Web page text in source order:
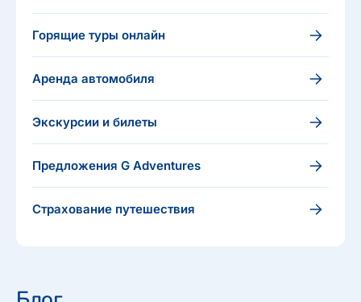
Горящие туры онлайн
Аренда автомобиля
Экскурсии и билеты
Предложения G Adventures
Страхование путешествия